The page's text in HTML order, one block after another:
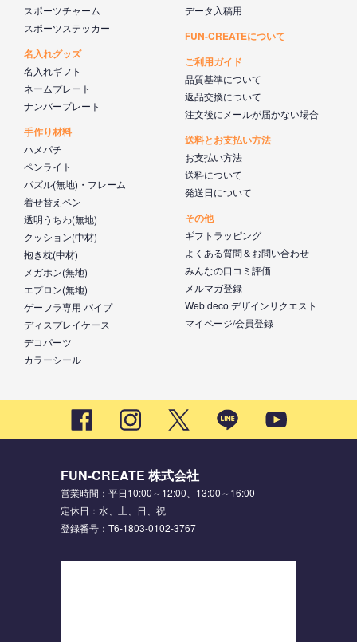
スポーツチャーム
スポーツステッカー
名入れグッズ
名入れギフト
ネームプレート
ナンバープレート
手作り材料
ハメパチ
ペンライト
パズル(無地)・フレーム
着せ替えペン
透明うちわ(無地)
クッション(中材)
抱き枕(中材)
メガホン(無地)
エプロン(無地)
ゲーフラ専用 パイプ
ディスプレイケース
デコパーツ
カラーシール
データ入稿用
FUN-CREATEについて
ご利用ガイド
品質基準について
返品交換について
注文後にメールが届かない場合
送料とお支払い方法
お支払い方法
送料について
発送日について
その他
ギフトラッピング
よくある質問＆お問い合わせ
みんなの口コミ評価
メルマガ登録
Web deco デザインリクエスト
マイページ/会員登録
FUN-CREATE 株式会社
営業時間：平日10:00～12:00、13:00～16:00
定休日：水、土、日、祝
登録番号：T6-1803-0102-3767